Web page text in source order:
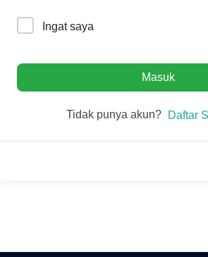
Ingat saya
Masuk
Tidak punya akun? Daftar